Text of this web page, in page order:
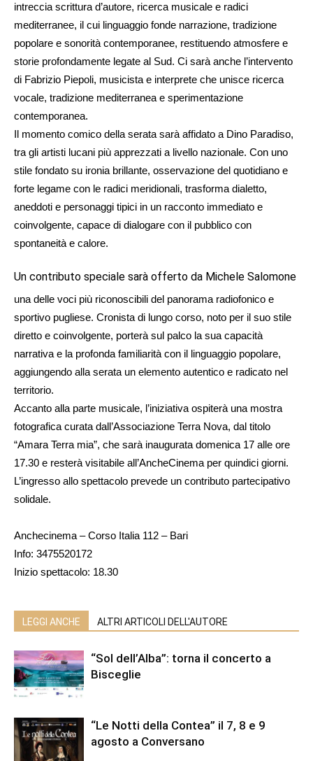
intreccia scrittura d’autore, ricerca musicale e radici
mediterranee, il cui linguaggio fonde narrazione, tradizione
popolare e sonorità contemporanee, restituendo atmosfere e
storie profondamente legate al Sud. Ci sarà anche l’intervento
di Fabrizio Piepoli, musicista e interprete che unisce ricerca
vocale, tradizione mediterranea e sperimentazione
contemporanea.
Il momento comico della serata sarà affidato a Dino Paradiso,
tra gli artisti lucani più apprezzati a livello nazionale. Con uno
stile fondato su ironia brillante, osservazione del quotidiano e
forte legame con le radici meridionali, trasforma dialetto,
aneddoti e personaggi tipici in un racconto immediato e
coinvolgente, capace di dialogare con il pubblico con
spontaneità e calore.
Un contributo speciale sarà offerto da Michele Salomone
una delle voci più riconoscibili del panorama radiofonico e
sportivo pugliese. Cronista di lungo corso, noto per il suo stile
diretto e coinvolgente, porterà sul palco la sua capacità
narrativa e la profonda familiarità con il linguaggio popolare,
aggiungendo alla serata un elemento autentico e radicato nel
territorio.
Accanto alla parte musicale, l’iniziativa ospiterà una mostra
fotografica curata dall’Associazione Terra Nova, dal titolo
“Amara Terra mia”, che sarà inaugurata domenica 17 alle ore
17.30 e resterà visitabile all’AncheCinema per quindici giorni.
L’ingresso allo spettacolo prevede un contributo partecipativo
solidale.
Anchecinema – Corso Italia 112 – Bari
Info: 3475520172
Inizio spettacolo: 18.30
LEGGI ANCHE ALTRI ARTICOLI DELL'AUTORE
“Sol dell’Alba”: torna il concerto a
Bisceglie
“Le Notti della Contea” il 7, 8 e 9
agosto a Conversano